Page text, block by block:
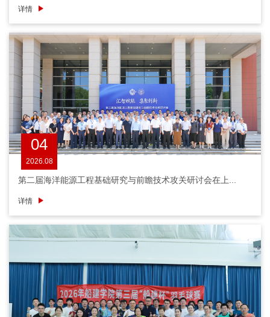
详情
04
2026.08
第二届海洋能源工程基础研究与前瞻技术攻关研讨会在上...
详情